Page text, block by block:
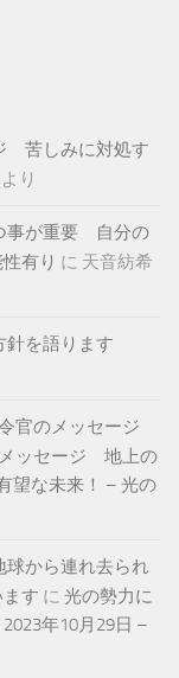
苦しみに対処す
より
事が重要 自分の
有り に 天音紡希
針を語ります
官のメッセージ
ッセージ 地上の
望な未来！ – 光の
から連れ去られ
す に 光の勢力に
年10月29日 –